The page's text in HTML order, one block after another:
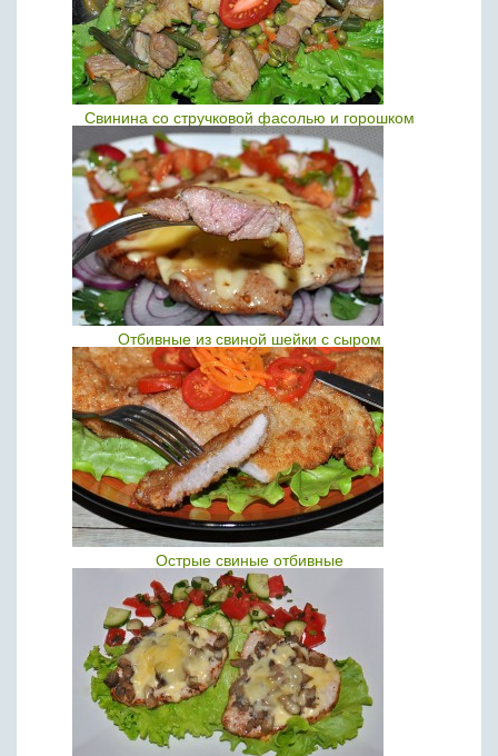
Свинина со стручковой фасолью и горошком
Отбивные из свиной шейки с сыром
Острые свиные отбивные